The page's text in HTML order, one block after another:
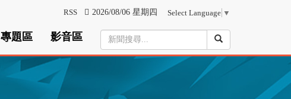
RSS 2026/08/06 星期四 Select Language ▼
專題區 影音區